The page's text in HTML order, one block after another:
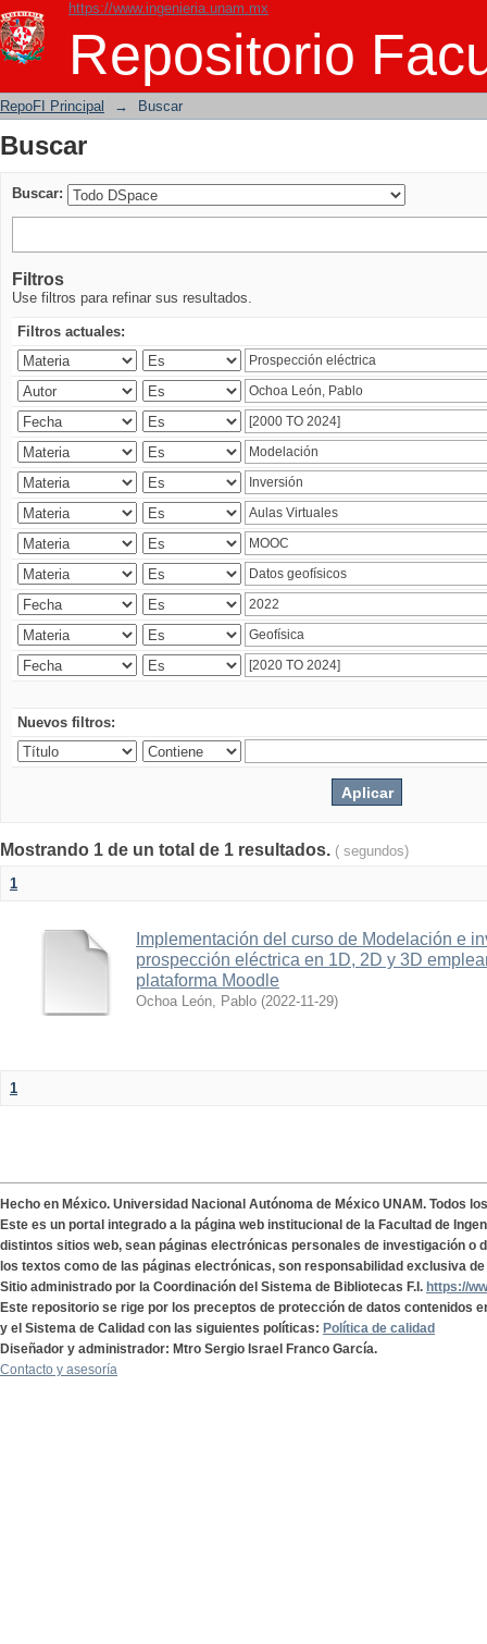
https://www.ingenieria.unam.mx
Repositorio
Buscar
RepoFI Principal → Buscar
Buscar
Buscar:
Filtros
Use filtros para refinar sus resultados.
Filtros actuales:
Nuevos filtros:
Mostrando 1 de un total de 1 resultados. ( segundos)
1
Implementación del curso de Modelación e
prospección eléctrica en 1D, 2D y 3D
plataforma Moodle
Ochoa León, Pablo (2022-11-29)
1
Hecho en México. Universidad Nacional Autónoma de México UNAM. Todos
Este es un portal integrado a la página web institucional de la Facultad de
distintos sitios web, sean páginas electrónicas personales de investigación o
los textos como de las páginas electrónicas, son responsabilidad exclusiva
Sitio administrado por la Coordinación del Sistema de Bibliotecas F.I. https://
Este repositorio se rige por los preceptos de protección de datos contenidos
y el Sistema de Calidad con las siguientes políticas: Política de calidad
Diseñador y administrador: Mtro Sergio Israel Franco García.
Contacto y asesoría